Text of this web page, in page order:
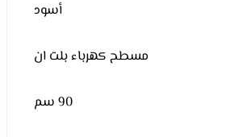
أسود
مسطح كهرباء بلت ان
90 سم